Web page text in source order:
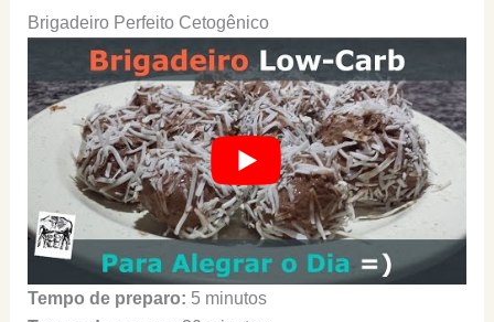
Brigadeiro Perfeito Cetogênico
Tempo de preparo: 5 minutos